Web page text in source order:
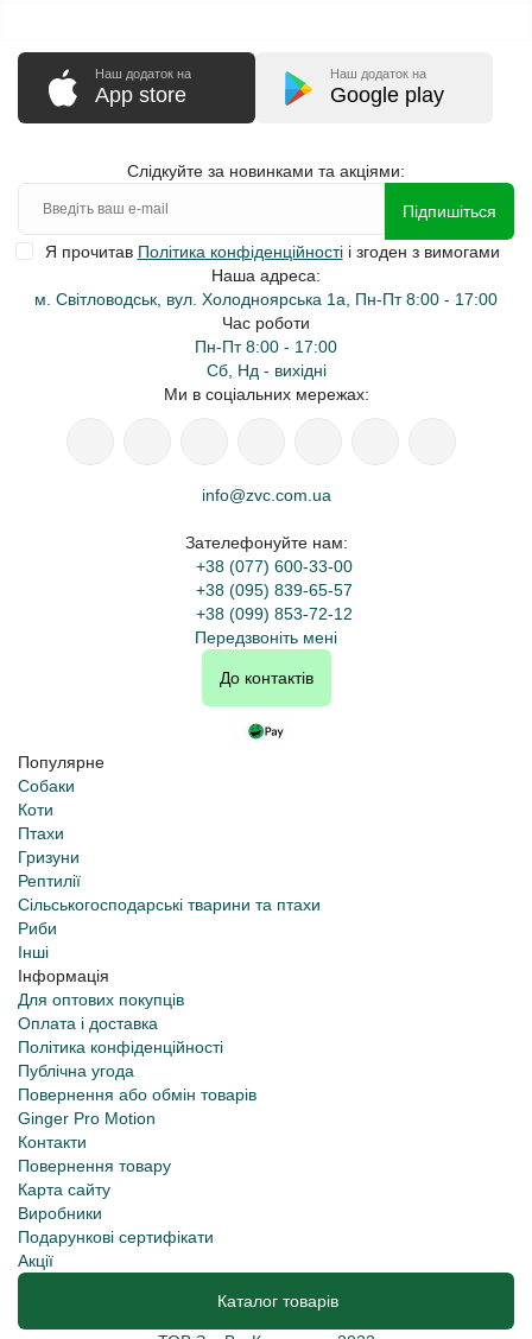
Наш додаток на
App store
Наш додаток на
Google play
Слідкуйте за новинками та акціями:
Підпишіться
Я прочитав Політика конфіденційностіі згоден з вимогами
Наша адреса:
м. Світловодськ, вул. Холодноярська 1а, Пн-Пт 8:00 - 17:00
Час роботи
Пн-Пт 8:00 - 17:00
Сб, Нд - вихідні
Ми в соціальних мережах:
info@zvc.com.ua
Зателефонуйте нам:
+38 (077) 600-33-00
+38 (095) 839-65-57
+38 (099) 853-72-12
Передзвоніть мені
До контактів
Популярне
Собаки
Коти
Птахи
Гризуни
Рептилії
Сільськогосподарські тварини та птахи
Риби
Інші
Інформація
Для оптових покупців
Оплата і доставка
Політика конфіденційності
Публічна угода
Повернення або обмін товарів
Ginger Pro Motion
Контакти
Повернення товару
Карта сайту
Виробники
Подарункові сертифікати
Акції
Каталог товарів